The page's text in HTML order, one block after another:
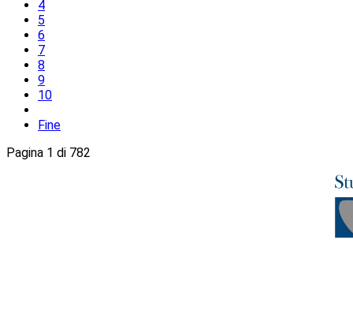
4
5
6
7
8
9
10
Fine
Pagina 1 di 782